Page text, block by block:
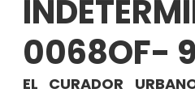
0068OF-
EL CURADOR